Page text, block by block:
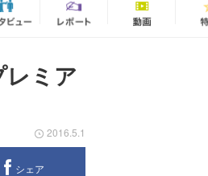
ミア
2016.5.1
シェア